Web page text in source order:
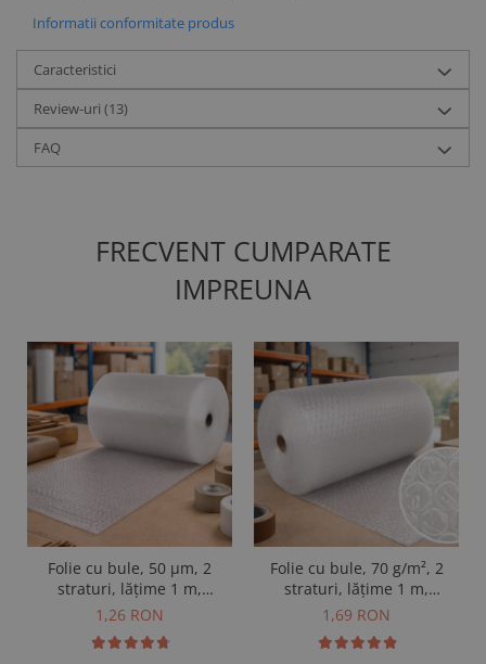
Informatii conformitate produs
Caracteristici
Review-uri (13)
FAQ
FRECVENT CUMPARATE
IMPREUNA
Folie cu bule, 50 µm, 2
straturi, lățime 1 m,
vândută la m²
1,26 RON
Folie cu bule, 70 g/m², 2
straturi, lățime 1 m,
vândută la m²
1,69 RON